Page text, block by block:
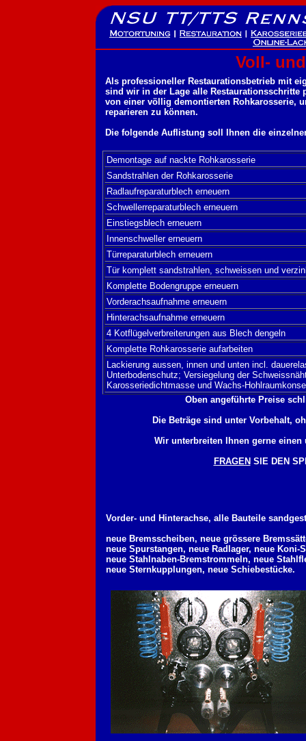
Voll-
Als professioneller Restaurationsbetrieb mit
sind wir in der Lage alle Restaurationsschritte
von einer völlig demontierten Rohkarosserie,
reparieren zu können.
Die folgende Auflistung soll Ihnen die
Demontage auf nackte Rohkarosserie
Sandstrahlen der Rohkarosserie
Radlaufreparaturblech erneuern
Schwellerreparaturblech erneuern
Einstiegsblech erneuern
Innenschweller erneuern
Türreparaturblech erneuern
Tür komplett sandstrahlen, schweissen und
Komplette Bodengruppe erneuern
Vorderachsaufnahme erneuern
Hinterachsaufnahme erneuern
4 Kotflügelverbreiterungen aus Blech dengeln
Komplette Rohkarosserie aufarbeiten
Lackierung aussen, innen und unten incl.
Unterbodenschutz; Versiegelung der
Karosseriedichtmasse und Wachs-
Oben angeführte Preise
Die Beträge sind unter Vorbehalt,
Wir unterbreiten Ihnen gerne
FRAGEN SIE DEN
Vorder- und Hinterachse, alle Bauteile
neue Bremsscheiben, neue grössere
neue Spurstangen, neue Radlager, neue
neue Stahlnaben-Bremstrommeln, neue
neue Sternkupplungen, neue Schiebestücke.